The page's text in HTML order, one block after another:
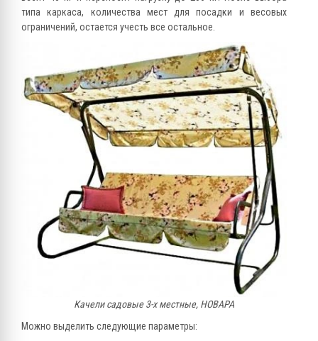
типа каркаса, количества мест для посадки и весовых
ограничений, остается учесть все остальное.
Качели садовые 3-х местные, НОВАРА
Можно выделить следующие параметры: